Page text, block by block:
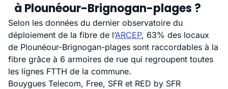
à Plounéour-Brignogan-plages ?
Selon les données du dernier observatoire du
déploiement de la fibre de l’ARCEP, 63% des locaux
de Plounéour-Brignogan-plages sont raccordables à la
fibre grâce à 6 armoires de rue qui regroupent toutes
les lignes FTTH de la commune.
Bouygues Telecom, Free, SFR et RED by SFR